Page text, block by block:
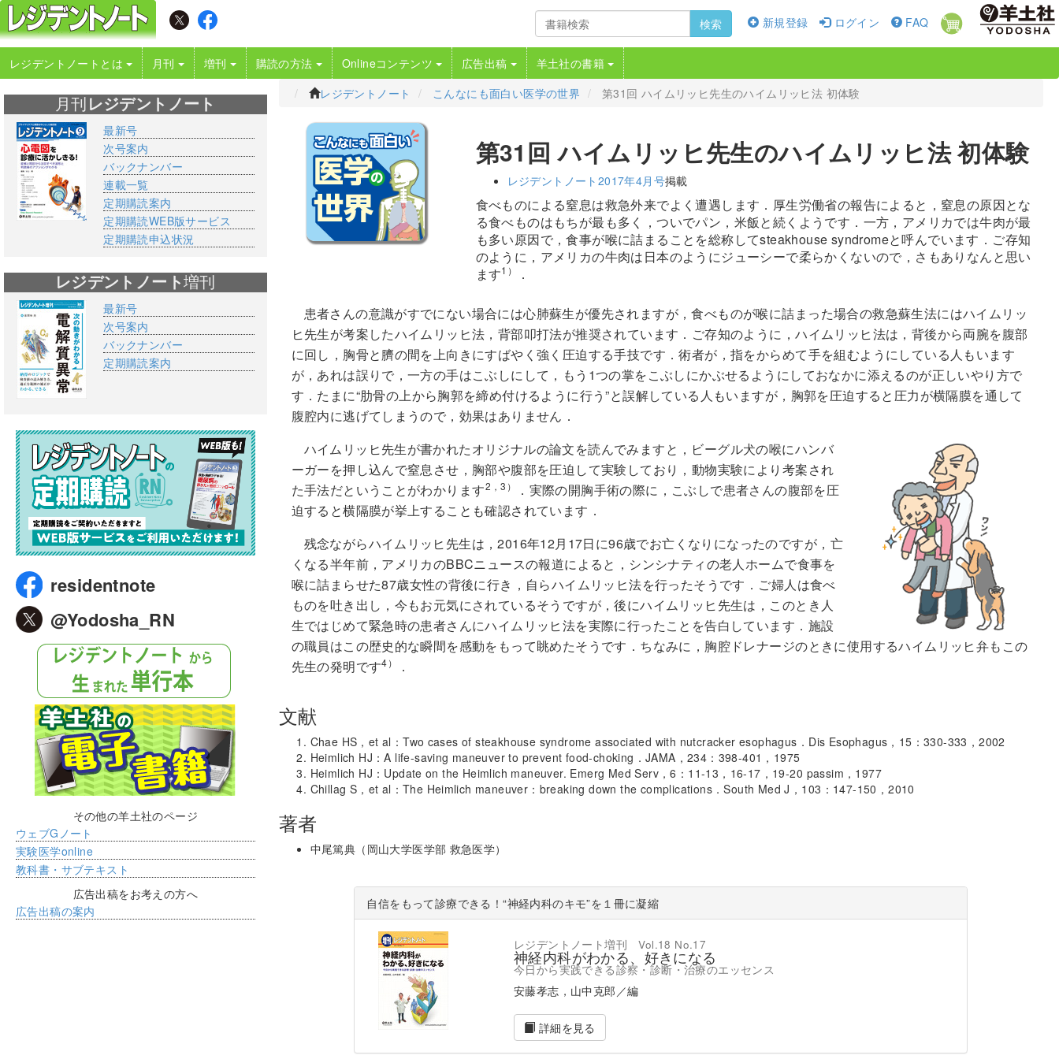
新規登録 ログイン FAQ
検索
レジデントノートとは 月刊 増刊 購読の方法 Onlineコンテンツ 広告出稿
羊土社の書籍
レジデントノート
こんなにも面白い医学の世界 第31回 ハイムリッヒ先生のハイムリッヒ法 初体験
第31回 ハイムリッヒ先生のハイムリッヒ法 初体験
レジデントノート2017年4月号掲載
食べものによる窒息は救急外来でよく遭遇します．厚生労働省の報告によると，窒息の原因とな
る食べものはもちが最も多く，ついでパン，米飯と続くようです．一方，アメリカでは牛肉が最
も多い原因で，食事が喉に詰まることを総称してsteakhouse syndromeと呼んでいます．ご存知
のように，アメリカの牛肉は日本のようにジューシーで柔らかくないので，さもありなんと思い
ます1） ．
患者さんの意識がすでにない場合には心肺蘇生が優先されますが，食べものが喉に詰まった場合の救急蘇生法にはハイムリッ
ヒ先生が考案したハイムリッヒ法，背部叩打法が推奨されています．ご存知のように，ハイムリッヒ法は，背後から両腕を腹部
に回し，胸骨と臍の間を上向きにすばやく強く圧迫する手技です．術者が，指をからめて手を組むようにしている人もいます
が，あれは誤りで，一方の手はこぶしにして，もう1つの掌をこぶしにかぶせるようにしておなかに添えるのが正しいやり方で
す．たまに“肋骨の上から胸郭を締め付けるように行う”と誤解している人もいますが，胸郭を圧迫すると圧力が横隔膜を通して
腹腔内に逃げてしまうので，効果はありません．
ハイムリッヒ先生が書かれたオリジナルの論文を読んでみますと，ビーグル犬の喉にハンバ
ーガーを押し込んで窒息させ，胸部や腹部を圧迫して実験しており，動物実験により考案され
た手法だということがわかります2，3）
．実際の開胸手術の際に，こぶしで患者さんの腹部を圧
迫すると横隔膜が挙上することも確認されています．
残念ながらハイムリッヒ先生は，2016年12月17日に96歳でお亡くなりになったのですが，亡
くなる半年前，アメリカのBBCニュースの報道によると，シンシナティの老人ホームで食事を
喉に詰まらせた87歳女性の背後に行き，自らハイムリッヒ法を行ったそうです．ご婦人は食べ
ものを吐き出し，今もお元気にされているそうですが，後にハイムリッヒ先生は，このとき人
生ではじめて緊急時の患者さんにハイムリッヒ法を実際に行ったことを告白しています．施設
の職員はこの歴史的な瞬間を感動をもって眺めたそうです．ちなみに，胸腔ドレナージのときに使用するハイムリッヒ弁もこの
先生の発明です4） ．
文献
Chae HS，et al：Two cases of steakhouse syndrome associated with nutcracker esophagus．Dis Esophagus，15：330-333，2002
Heimlich HJ：A life-saving maneuver to prevent food-choking．JAMA，234：398-401，1975
Heimlich HJ：Update on the Heimlich maneuver. Emerg Med Serv，6：11-13，16-17，19-20 passim，1977
Chillag S，et al：The Heimlich maneuver：breaking down the complications．South Med J，103：147-150，2010
著者
中尾篤典（岡山大学医学部 救急医学）
自信をもって診療できる！“神経内科のキモ”を１冊に凝縮
レジデントノート増刊 Vol.18 No.17
神経内科がわかる、好きになる
今日から実践できる診察・診断・治療のエッセンス
安藤孝志，山中克郎／編
詳細を見る
月刊 レジデントノート
最新号
次号案内
バックナンバー
連載一覧
定期購読案内
定期購読WEB版サービス
定期購読申込状況
レジデントノート増刊
最新号
次号案内
バックナンバー
定期購読案内
residentnote
@Yodosha_RN
その他の羊土社のページ
ウェブGノート
実験医学online
教科書・サブテキスト
広告出稿をお考えの方へ
広告出稿の案内